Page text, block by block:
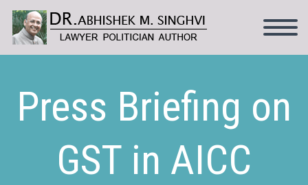
Press Briefing on
GST in AICC